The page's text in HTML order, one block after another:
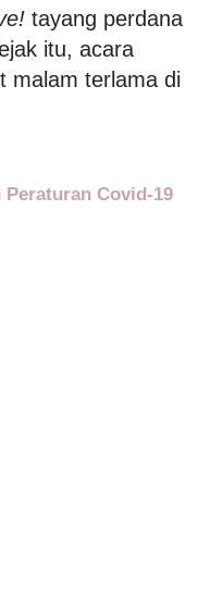
tayang perdana
itu, acara
malam terlama di
Covid-19